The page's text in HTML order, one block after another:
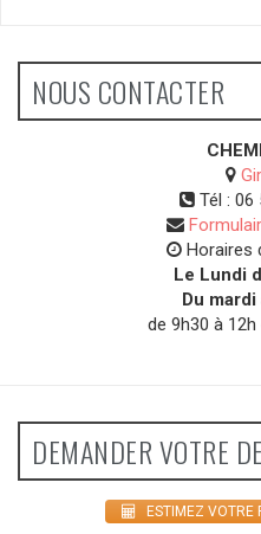
NOUS CONTACTER
Tél : 06
Horaires
Le Lundi
Du
de 9h30 à
DEMANDER VOTRE
ESTIMEZ VOTRE